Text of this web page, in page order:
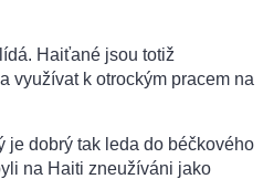
Haiťané jsou totiž
využívat k otrockým pracem na
je dobrý tak leda do béčkového
na Haiti zneužíváni jako